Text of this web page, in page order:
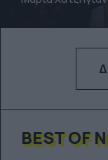
BEST OF